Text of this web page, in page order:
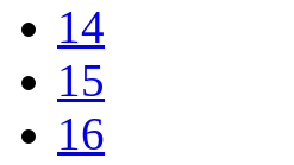
14
15
16